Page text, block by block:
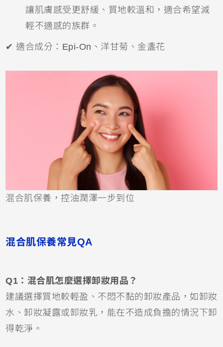
讓肌膚感受更舒緩、質地較溫和，適合希望減
輕不適感的族群。
✔ 適合成分：Epi-On、洋甘菊、金盞花
混合肌保養，控油潤澤一步到位
混合肌保養常見QA
Q1：混合肌怎麼選擇卸妝用品？
建議選擇質地較輕盈、不悶不黏的卸妝產品，如卸妝
水、卸妝凝露或卸妝乳，能在不造成負擔的情況下卸
得乾淨。